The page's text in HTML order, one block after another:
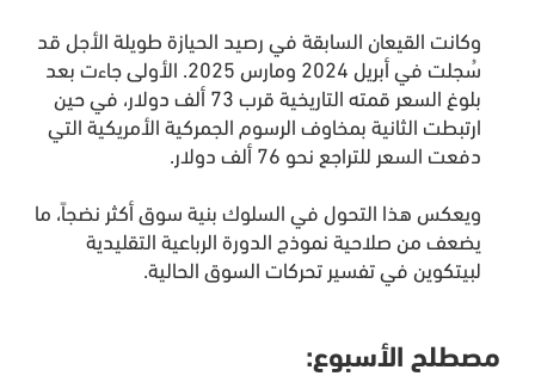
وكانت القيعان السابقة في رصيد الحيازة طويلة الأجل قد
سُجلت في أبريل 2024 ومارس 2025. الأولى جاءت بعد
بلوغ السعر قمته التاريخية قرب 73 ألف دولار، في حين
ارتبطت الثانية بمخاوف الرسوم الجمركية الأمريكية التي
دفعت السعر للتراجع نحو 76 ألف دولار.
ويعكس هذا التحول في السلوك بنية سوق أكثر نضجاً، ما
يضعف من صلاحية نموذج الدورة الرباعية التقليدية
لبيتكوين في تفسير تحركات السوق الحالية.
مصطلح الأسبوع: